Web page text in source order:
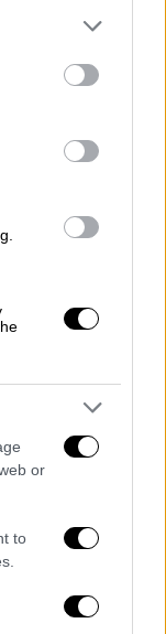
or more Google
may click to
party tags to
in below Google
or
to
3 με 4
θα
άνεμοι
19 βαθμούς
ΕΥΒΟΙΑ,
Εύβοια
και πιθανώς
με
-
ανατολική
3 με 4 και